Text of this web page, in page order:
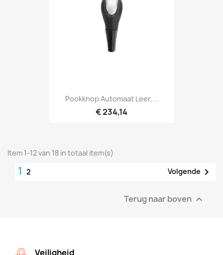
Pookknop Automaat Leer,...
€ 234,14
Item 1-12 van 18 in totaal item(s)
1 2 Volgende 
Terug naar boven 
Veiligheid